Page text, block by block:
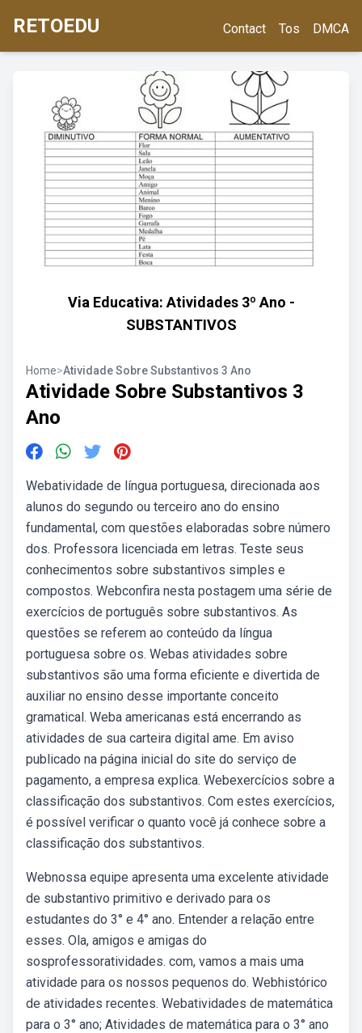
RETOEDU Contact Tos DMCA
Via Educativa: Atividades 3º Ano -
SUBSTANTIVOS
Home>Atividade Sobre Substantivos 3 Ano
Atividade Sobre Substantivos 3
Ano
Webatividade de língua portuguesa, direcionada aos
alunos do segundo ou terceiro ano do ensino
fundamental, com questões elaboradas sobre número
dos. Professora licenciada em letras. Teste seus
conhecimentos sobre substantivos simples e
compostos. Webconfira nesta postagem uma série de
exercícios de português sobre substantivos. As
questões se referem ao conteúdo da língua
portuguesa sobre os. Webas atividades sobre
substantivos são uma forma eficiente e divertida de
auxiliar no ensino desse importante conceito
gramatical. Weba americanas está encerrando as
atividades de sua carteira digital ame. Em aviso
publicado na página inicial do site do serviço de
pagamento, a empresa explica. Webexercícios sobre a
classificação dos substantivos. Com estes exercícios,
é possível verificar o quanto você já conhece sobre a
classificação dos substantivos.
Webnossa equipe apresenta uma excelente atividade
de substantivo primitivo e derivado para os
estudantes do 3° e 4° ano. Entender a relação entre
esses. Ola, amigos e amigas do
sosprofessoratividades. com, vamos a mais uma
atividade para os nossos pequenos do. Webhistórico
de atividades recentes. Webatividades de matemática
para o 3° ano; Atividades de matemática para o 3° ano